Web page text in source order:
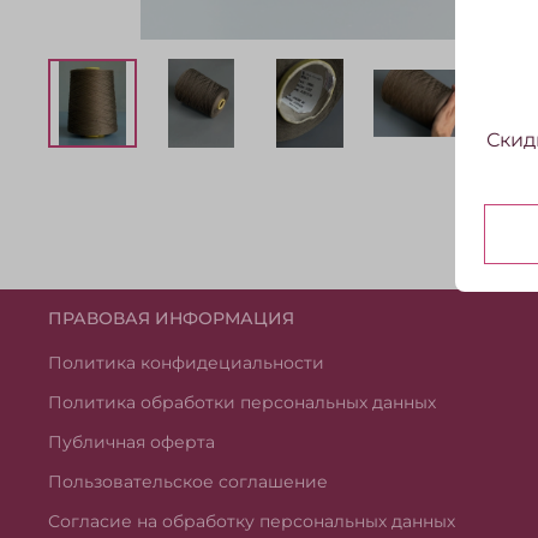
ПРАВОВАЯ ИНФОРМАЦИЯ
Политика конфидециальности
Политика обработки персональных данных
Публичная оферта
Пользовательское соглашение
Согласие на обработку персональных данных